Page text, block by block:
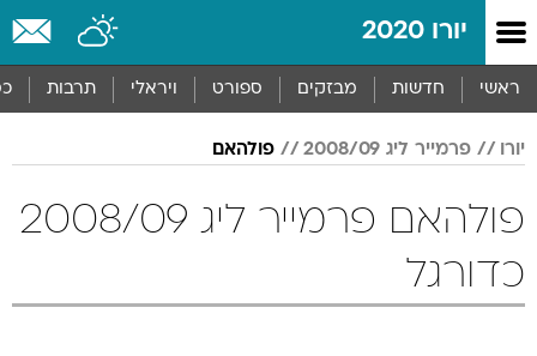
יורו 2020
ראשי חדשות מבזקים ספורט ויראלי תרבות
יורו פרמייר ליג 2008/09 פולהאם
פולהאם פרמייר ליג 2008/09
כדורגל